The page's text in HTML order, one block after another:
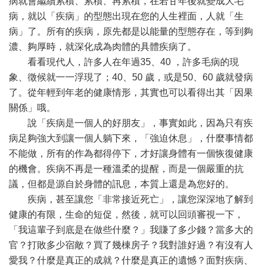
病，就以「疾病」的型態出現在您的人生裡面，人就「生
病」了。所有的疾病，原先都是以能量的型態存在，等到夠
濃、夠厚時，就深化成為肉體的具體疾病了。
看看現代人，許多人在年過35、40 ，許多毛病的現
象、徵候就一一浮現了；40、50 歲，或是50、60 歲就發病
了。從年輕到年老的健康情形，其實也可以看得出其「因果
關係」哦。
說「疾病是一個人的好朋友」，事實如此，因為只有疾
病足夠強大到讓一個人躺下來，「強迫休息」，什麼事情都
不能做，所有的作為都得停下，才好讓身體有一個恢復健康
的機會。疾病不再是一種溫柔的提醒，而是一個嚴重的抗
議，但都是源自於身體的訊息，本質上還是為您好的。
疾病，甚至讓您「非常接近死亡」，讓您深深地了解到
健康的有限，生命的短促，然後，就可以回頭審視一下，
「我這輩子到底是在做些什麼？」我賺了多少錢？當多大的
官？打敗多少宿敵？買了幾棟房子？我對誰好過？有沒有人
愛我？什麼是真正的成就？什麼是真正的遺憾？面對疾病、